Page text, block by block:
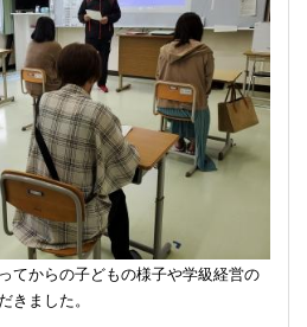
てからの子どもの様子や学級経営の
きました。